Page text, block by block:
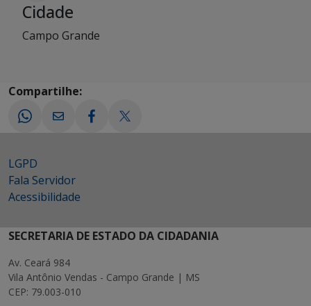
Cidade
Campo Grande
Compartilhe:
LGPD
Fala Servidor
Acessibilidade
SECRETARIA DE ESTADO DA CIDADANIA
Av. Ceará 984
Vila Antônio Vendas - Campo Grande | MS
CEP: 79.003-010